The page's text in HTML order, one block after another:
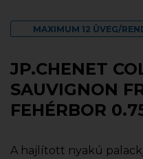
MAXIMUM 12 ÜVEG/
JP.CHENET
SAUVIGNON
FEHÉRBOR
A hajlított nyakú